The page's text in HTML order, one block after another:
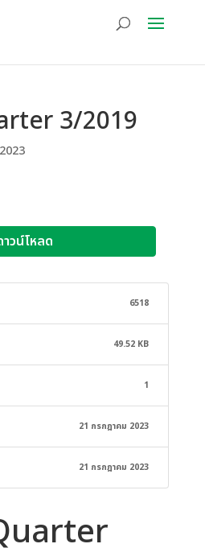
3/2019
าวน์โหลด
6518
49.52 KB
1
21 กรกฎาคม 2023
21 กรกฎาคม 2023